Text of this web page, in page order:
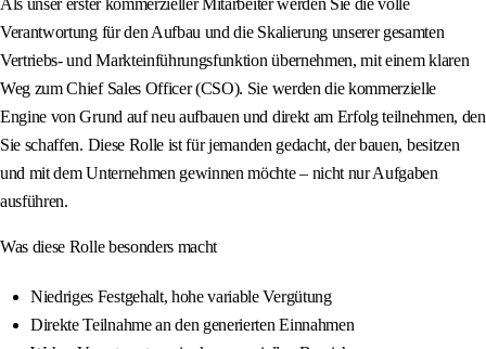
Als unser erster kommerzieller Mitarbeiter werden Sie die volle
Verantwortung für den Aufbau und die Skalierung unserer gesamten
Vertriebs- und Markteinführungsfunktion übernehmen, mit einem klaren
Weg zum Chief Sales Officer (CSO). Sie werden die kommerzielle
Engine von Grund auf neu aufbauen und direkt am Erfolg teilnehmen, den
Sie schaffen. Diese Rolle ist für jemanden gedacht, der bauen, besitzen
und mit dem Unternehmen gewinnen möchte – nicht nur Aufgaben
ausführen.
Was diese Rolle besonders macht
Niedriges Festgehalt, hohe variable Vergütung
Direkte Teilnahme an den generierten Einnahmen